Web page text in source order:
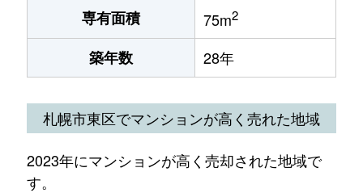
専有面積 75m2
築年数 28年
札幌市東区でマンションが高く売れた地域
2023年にマンションが高く売却された地域で
す。